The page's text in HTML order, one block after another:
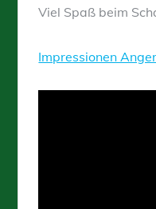
Viel Spaß beim
Impressionen